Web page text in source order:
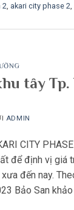
2 akari city phase 2
tây Tp.
ADMIN
CITY
để định vị giá
đến nay.
Bảo San